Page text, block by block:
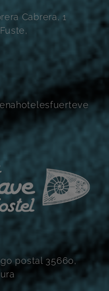
Cabrera, 1
postal 35660,